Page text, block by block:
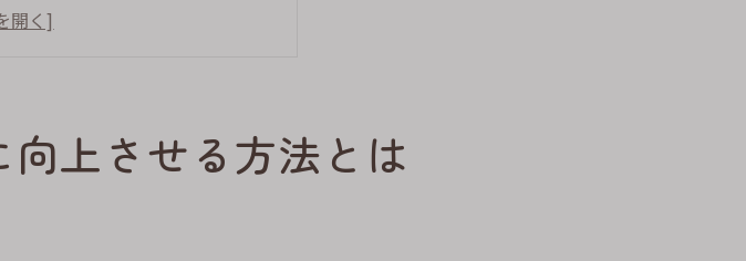
性
スでさらに耐久性をアップ
の選び方ガイド
外壁塗装のポイント
上させる方法とは